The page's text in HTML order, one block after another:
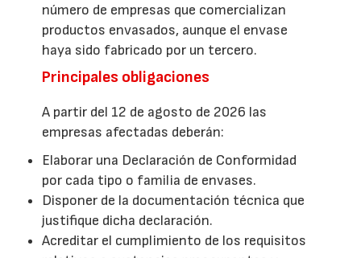
número de empresas que comercializan
productos envasados, aunque el envase
haya sido fabricado por un tercero.
Principales obligaciones
A partir del 12 de agosto de 2026 las
empresas afectadas deberán:
Elaborar una Declaración de Conformidad
por cada tipo o familia de envases.
Disponer de la documentación técnica que
justifique dicha declaración.
Acreditar el cumplimiento de los requisitos